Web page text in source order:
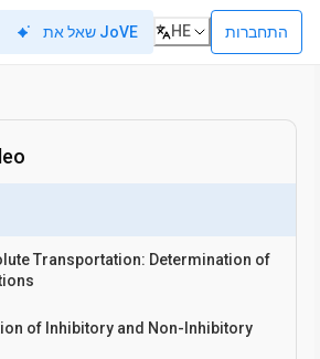
שאל את JoVE HE התחברות
Transportation: Determination of
of Inhibitory and Non-Inhibitory